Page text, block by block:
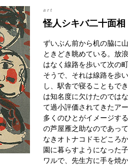
art
怪人シキバ二十面相
ずいぶん前から机の脇に
ときどき眺めている。放
はなく線路を歩いて次の
そうで、それは線路を歩
し、駅舎で寝ることもで
は知名度に欠けたのでは
て過小評価されてきたア
多くのひとがイメージす
の芦屋雁之助なのであっ
なきオトナコドモどころ
園に暮らすようになった
ワルで、先生方に手を焼か